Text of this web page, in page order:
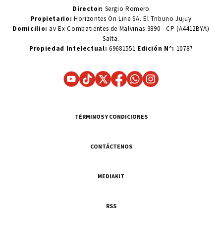
Director: Sergio Romero
Propietario:Horizontes On Line SA. El Tribuno Jujuy
Domicilio: av Ex Combatientes de Malvinas 3890 - CP (A4412BYA)
Salta.
Propiedad Intelectual: 69681551 Edición N°: 10787
TÉRMINOS Y CONDICIONES
CONTÁCTENOS
MEDIAKIT
RSS